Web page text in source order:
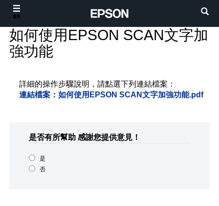
如何使用EPSON SCAN文字加
強功能
詳細的操作步驟說明，請點選下列連結檔案：
連結檔案：如何使用EPSON SCAN文字加強功能.pdf
是否有所幫助 感謝您提供意見！
是
否